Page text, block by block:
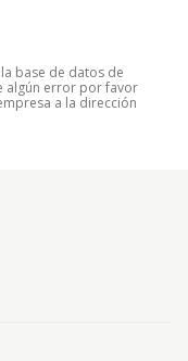
base de datos de
algún error por favor
a la dirección